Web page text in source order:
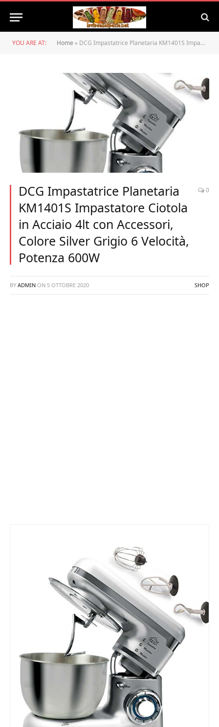
YOU ARE AT: Home » DCG Impastatrice Planetaria KM1401S Impastatore Ciotola in Acciaio 4lt con Accessori, Colore Silver Grigio 6 Velocità, Potenza 600W
DCG Impastatrice Planetaria
KM1401S Impastatore Ciotola
in Acciaio 4lt con Accessori,
Colore Silver Grigio 6 Velocità,
Potenza 600W
0
BY ADMIN ON 5 OTTOBRE 2020 SHOP